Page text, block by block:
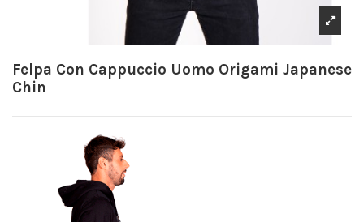
Felpa Con Cappuccio Uomo Origami Japanese
Chin